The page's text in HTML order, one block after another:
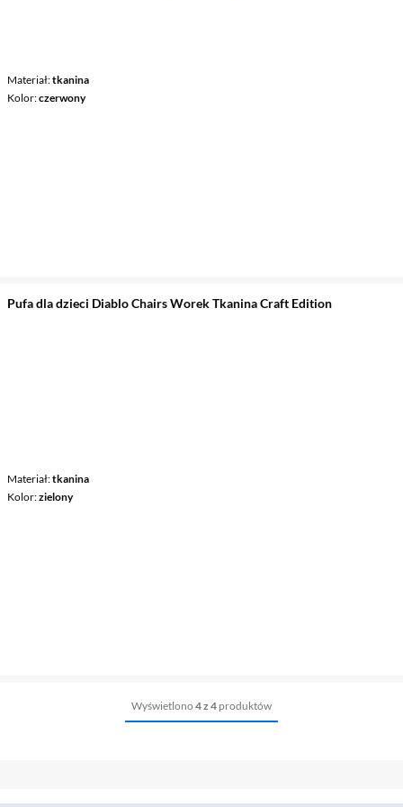
Materiał tkanina
Kolor czerwony
Pufa dla dzieci Diablo Chairs Worek Tkanina Craft Edition
Materiał tkanina
Kolor zielony
Wyświetlono 4 z 4 produktów